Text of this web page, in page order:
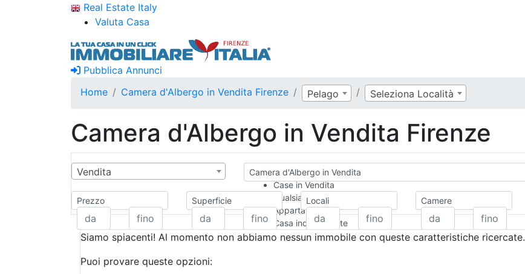
Real Estate Italy
Valuta Casa
Pubblica Annunci
Home
Camera d'Albergo in Vendita Firenze Pelago Seleziona Località
Camera d'Albergo in Vendita Firenze
Vendita
Camera d'Albergo in Vendita
Case in Vendita
Qualsiasi
Appartamento
Casa indipendente
Casa Semi-indipendente
Prezzo Superficie Locali Camere
Siamo spiacenti! Al momento non abbiamo nessun immobile con queste caratteristiche ricercate.
Puoi provare queste opzioni: